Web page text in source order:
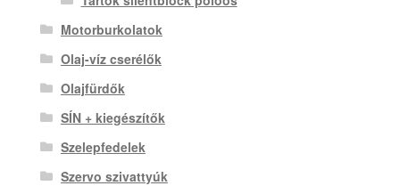
Motorburkolatok
Olaj-víz cserélők
Olajfürdők
SÍN + kiegészítők
Szelepfedelek
Szervo szivattyúk